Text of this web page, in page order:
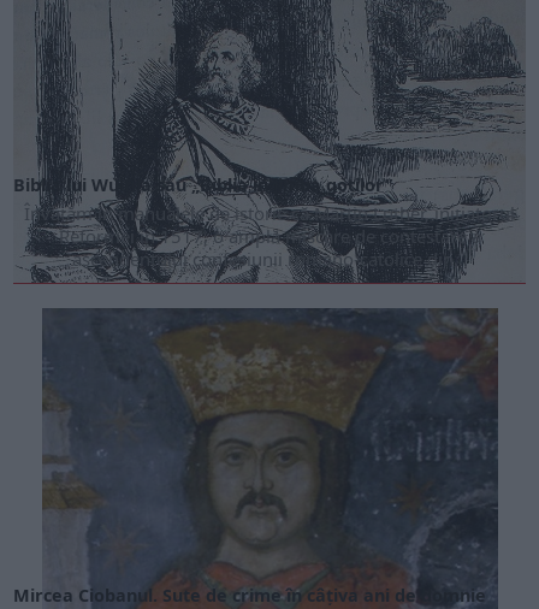
Biblia lui Wulfila sau „Biblia în limba goților”
Învățăm în manualele de istorie că Martin Luther, inițiatorul
Reformei în 1517, o amplă mișcare de contestare a
ascendentului confesiunii romano-catolice din...
Mircea Ciobanul. Sute de crime în câțiva ani de domnie